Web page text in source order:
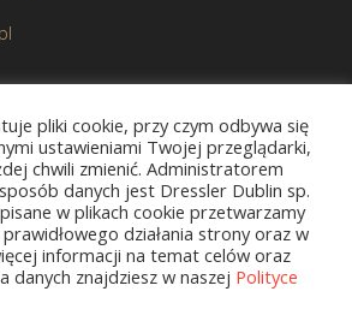
IZBY KSIĄŻKI
pliki cookie, przy czym odbywa się
ustawieniami Twojej przeglądarki,
chwili zmienić. Administratorem
danych jest Dressler Dublin sp.
w plikach cookie przetwarzamy
działania strony oraz w
informacji na temat celów oraz
danych znajdziesz w naszej Polityce